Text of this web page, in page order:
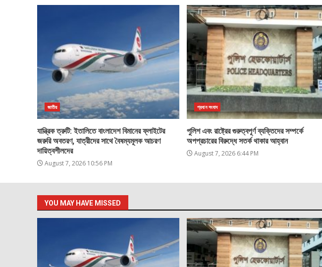
জাতীয়
যান্ত্রিক ত্রুটি: ইতালিতে বাংলাদেশ বিমানের ফ্লাইটের
জরুরি অবতরণ, যাত্রীদের সাথে বৈষম্যমূলক আচরণ
দায়িত্বশীলদের
August 7, 2026 10:56 PM
প্রধান সংবাদ
পুলিশ এবং রাষ্ট্রের গুরুত্বপূর্ণ ব্যক্তিদের সম্পর্কে
অপপ্রচারের বিরুদ্ধে সতর্ক থাকার আহ্বান
August 7, 2026 6:44 PM
YOU MAY HAVE MISSED